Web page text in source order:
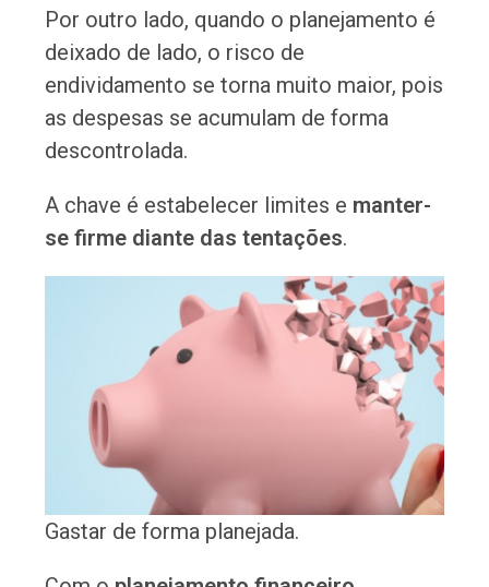
Por outro lado, quando o planejamento é
deixado de lado, o risco de
endividamento se torna muito maior, pois
as despesas se acumulam de forma
descontrolada.
A chave é estabelecer limites e manter-
se firme diante das tentações.
Gastar de forma planejada.